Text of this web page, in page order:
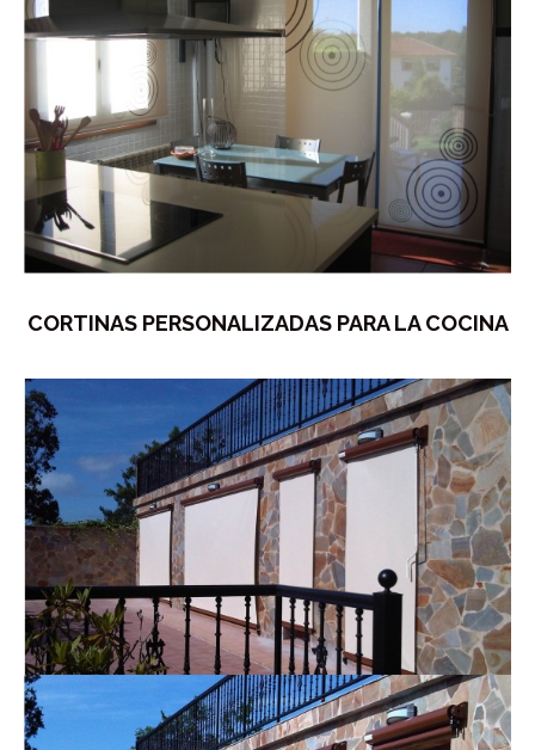
CORTINAS PERSONALIZADAS PARA LA COCINA